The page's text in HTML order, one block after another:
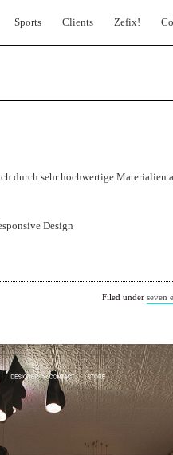
Sports Clients Zefix!
durch sehr hochwertige Materialien
Design
Filed under seven